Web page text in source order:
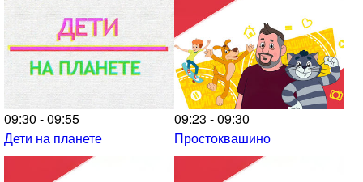
09:30 - 09:55
Дети на планете
09:23 - 09:30
Простоквашино